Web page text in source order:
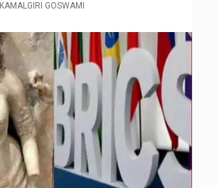
KAMALGIRI GOSWAMI